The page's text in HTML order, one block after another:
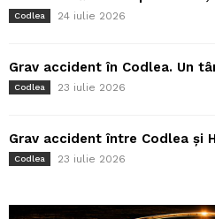
Codlea 24 iulie 2026
Grav accident în Codlea. Un
Codlea 23 iulie 2026
Grav accident între Codlea și
Codlea 23 iulie 2026